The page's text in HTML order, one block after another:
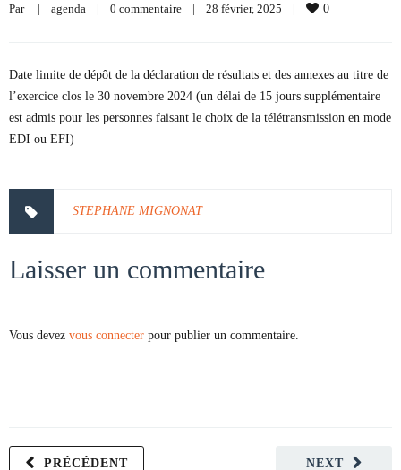
Par | agenda | 0 commentaire | 28 février, 2025 | 0
Date limite de dépôt de la déclaration de résultats et des annexes au titre de
l’exercice clos le 30 novembre 2024 (un délai de 15 jours supplémentaire
est admis pour les personnes faisant le choix de la télétransmission en mode
EDI ou EFI)
STEPHANE MIGNONAT
Laisser un commentaire
Vous devez vous connecter pour publier un commentaire.
NEXT
PRÉCÉDENT